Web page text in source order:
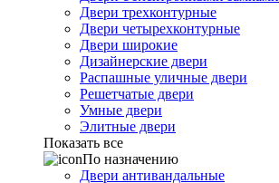
Двери трехконтурные
Двери четырехконтурные
Двери широкие
Дизайнерские двери
Распашные уличные двери
Решетчатые двери
Умные двери
Элитные двери
Показать все
По назначению
Двери антивандальные